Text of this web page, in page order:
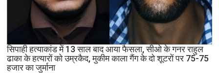
जुमे
की
नमाज,
ही
जाएं’
सिपाही हत्याकांड में 13 साल बाद आया फैसला, सीओ के गनर राहुल
ढाका के हत्यारों को उम्रकैद, मुकीम काला गैंग के दो शूटरों पर 75-75
हजार का जुर्माना